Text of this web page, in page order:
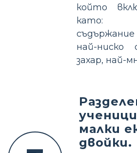
който
като:
най-ниско
захар, най-
малки
двойки.